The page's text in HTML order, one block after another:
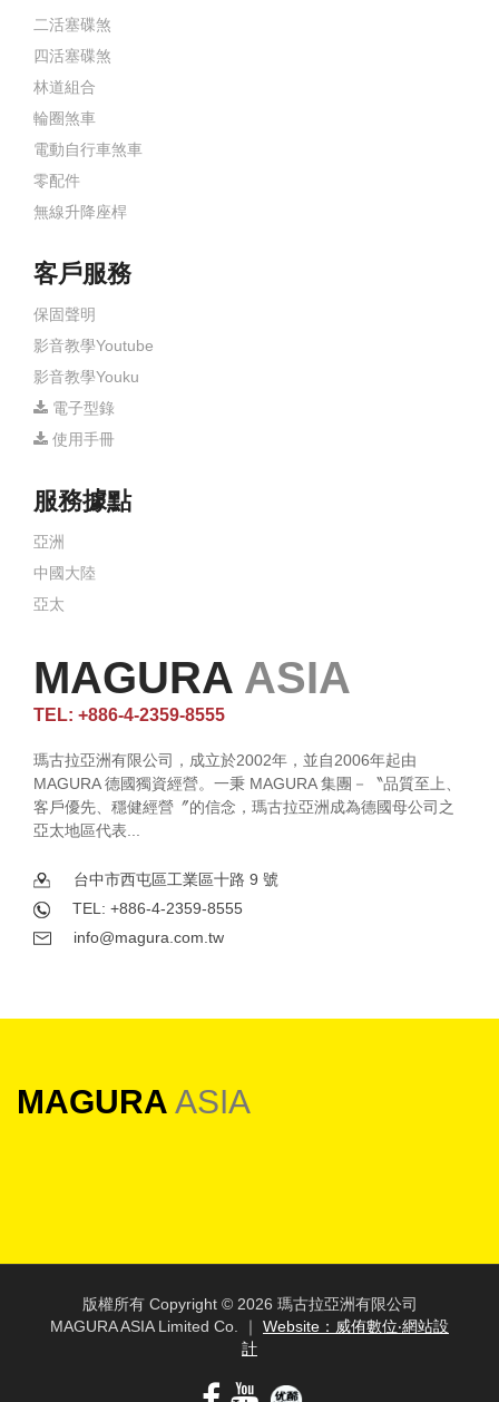
二活塞碟煞
四活塞碟煞
林道組合
輪圈煞車
電動自行車煞車
零配件
無線升降座桿
客戶服務
保固聲明
影音教學Youtube
影音教學Youku
電子型錄
使用手冊
服務據點
亞洲
中國大陸
亞太
MAGURA ASIA
TEL: +886-4-2359-8555
瑪古拉亞洲有限公司，成立於2002年，並自2006年起由
MAGURA 德國獨資經營。一秉 MAGURA 集團－〝品質至上、
客戶優先、穩健經營〞的信念，瑪古拉亞洲成為德國母公司之
亞太地區代表...
台中市西屯區工業區十路 9 號
TEL: +886-4-2359-8555
info@magura.com.tw
MAGURA ASIA
版權所有 Copyright © 2026 瑪古拉亞洲有限公司
MAGURA ASIA Limited Co. ｜ Website：威侑數位‧網站設
計